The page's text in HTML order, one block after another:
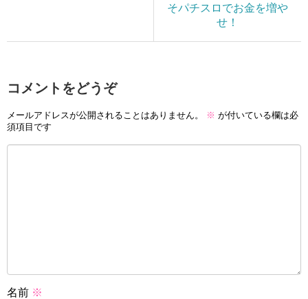
そパチスロでお金を増や
せ！
コメントをどうぞ
メールアドレスが公開されることはありません。 ※ が付いている欄は必
須項目です
名前 ※